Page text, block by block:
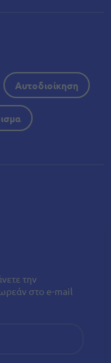
Αυτοδιοίκηση
την
στο e-mail